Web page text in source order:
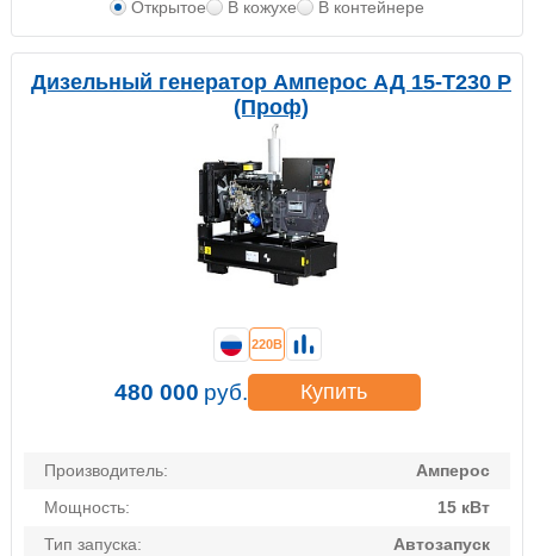
Открытое В кожухе В контейнере
Дизельный генератор Амперос АД 15-Т230 P
(Проф)
Производитель:
Амперос
Мощность:
15 кВт
Тип запуска:
Автозапуск
220В
480 000 руб. Купить